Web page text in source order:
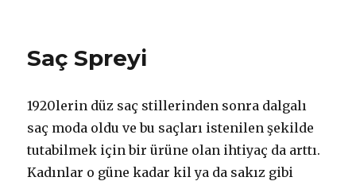
Saç Spreyi
1920lerin düz saç stillerinden sonra dalgalı
saç moda oldu ve bu saçları istenilen şekilde
tutabilmek için bir ürüne olan ihtiyaç da arttı.
Kadınlar o güne kadar kil ya da sakız gibi